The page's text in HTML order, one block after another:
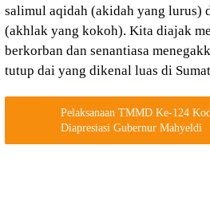
salimul aqidah (akidah yang lurus)
(akhlak yang kokoh). Kita diajak
berkorban dan senantiasa
tutup dai yang dikenal luas di
Pelaksanaan TMMD Ke-124
Diapresiasi Gubernur Mahyeldi